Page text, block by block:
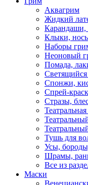
Аквагрим
Жидкий
Карандаши,
Клыки,
Наборы
Неоновый
Помада,
Спонжи,
Спрей-
Стразы,
Тушь для
Усы,
Шрамы,
Все из
Маски